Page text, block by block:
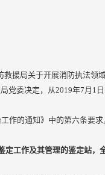
援局关于开展消防执法
党委决定，从2019年7月1
的通知》中的第六条要
定工作及其管理的鉴定站